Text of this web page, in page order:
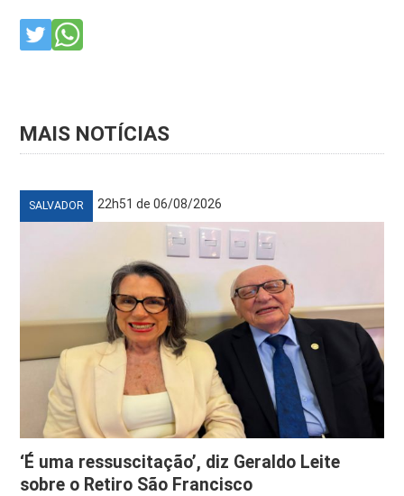
MAIS NOTÍCIAS
SALVADOR 22h51 de 06/08/2026
‘É uma ressuscitação’, diz Geraldo Leite
sobre o Retiro São Francisco